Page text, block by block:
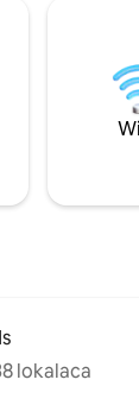
lokalaca